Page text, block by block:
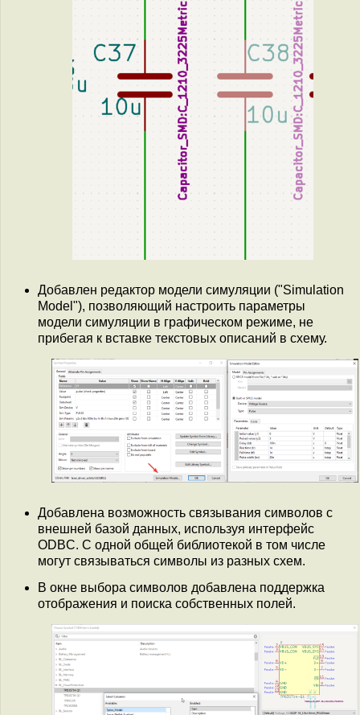
Добавлен редактор модели симуляции ("Simulation
Model"), позволяющий настроить параметры
модели симуляции в графическом режиме, не
прибегая к вставке текстовых описаний в схему.
Добавлена возможность связывания символов с
внешней базой данных, используя интерфейс
ODBC. С одной общей библиотекой в том числе
могут связываться символы из разных схем.
В окне выбора символов добавлена поддержка
отображения и поиска собственных полей.